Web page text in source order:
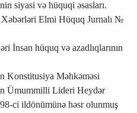
siyasi və hüquqi əsasları.
Xəbərləri Elmi Hüquq Jurnalı №
İnsan hüquq və azadlıqlarının
Konstitusiya Məhkəməsi
Ümummilli Lideri Heydər
ci ildönümünə həsr olunmuş